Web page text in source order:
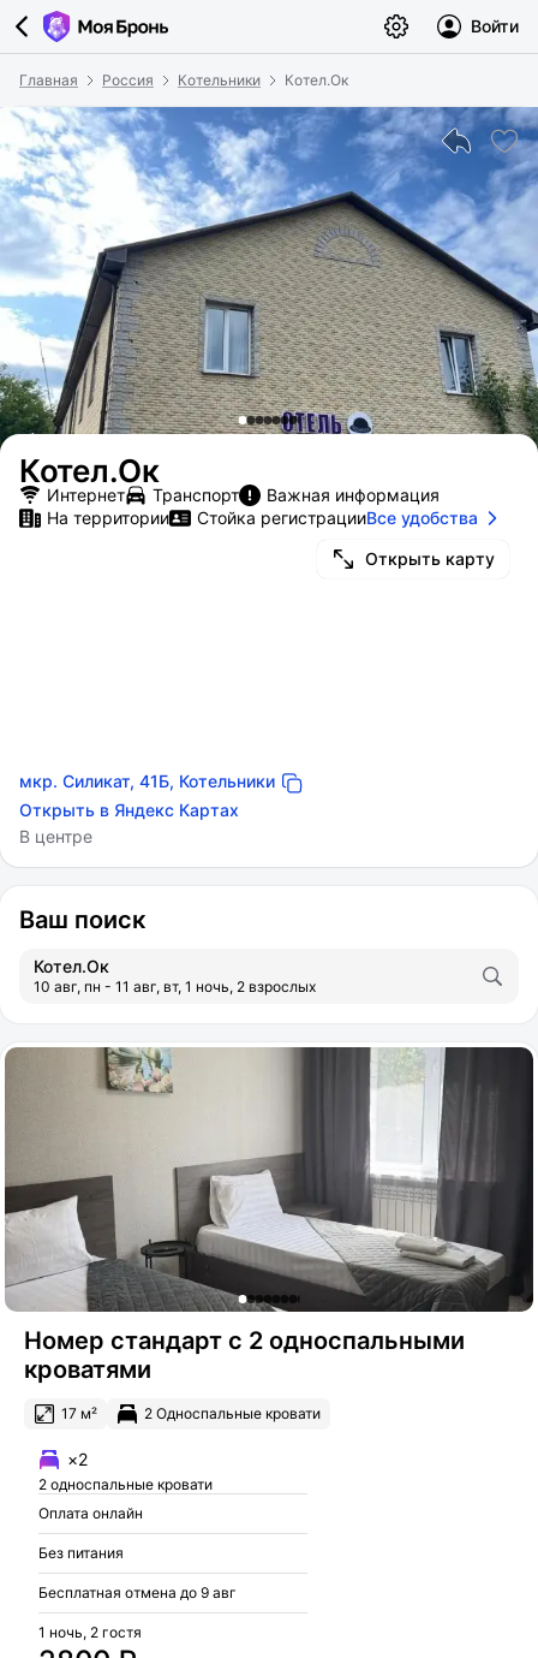
Войти
Главная Россия Котельники Котел.Ок
Котел.Ок
Открыть карту
мкр. Силикат, 41Б, Котельники
Открыть в Яндекс Картах
В центре
Интернет Транспорт
Важная информация
На территории
Стойка регистрацииВсе удобства
Ваш поиск
Котел.Ок
10 авг, пн - 11 авг, вт, 1 ночь, 2 взрослых
Номер стандарт с 2 односпальными
кроватями
17 м² 2 Односпальные кровати
×2
2 односпальные кровати
Оплата онлайн
Без питания
Бесплатная отмена до 9 авг
1 ночь, 2 гостя